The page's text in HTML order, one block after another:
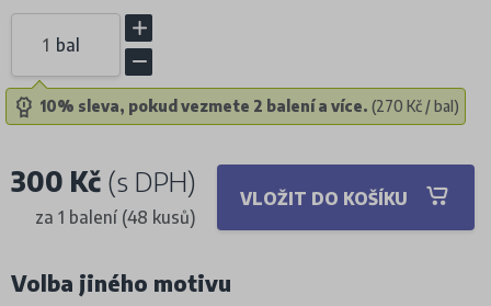
bal
10% sleva, pokud vezmete 2 balení a více. (270 Kč / bal)
300 Kč (s DPH)
za 1 balení (48 kusů)
VLOŽIT DO KOŠÍKU
Volba jiného motivu